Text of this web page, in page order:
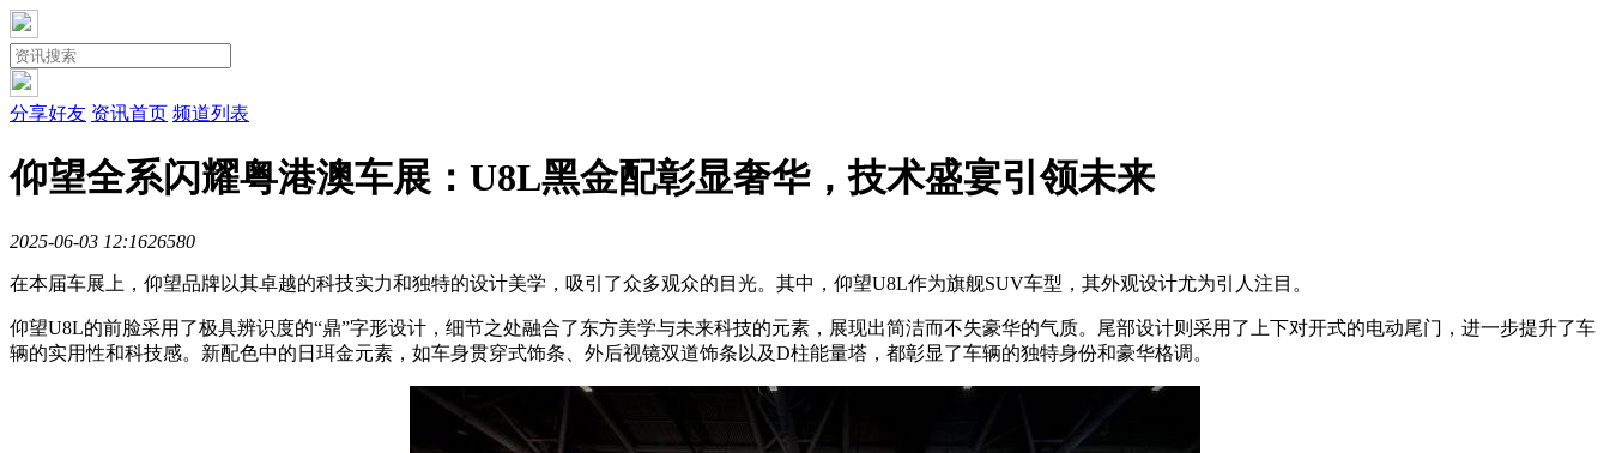
分享好友 资讯首页 频道列表
仰望全系闪耀粤港澳车展：U8L黑金配彰显奢华，技术盛宴引领未来
2025-06-03 12:1626580
在本届车展上，仰望品牌以其卓越的科技实力和独特的设计美学，吸引了众多观众的目光。其中，仰望U8L作为旗舰SUV车型，其外观设计尤为引人注目。
仰望U8L的前脸采用了极具辨识度的“鼎”字形设计，细节之处融合了东方美学与未来科技的元素，展现出简洁而不失豪华的气质。尾部设计则采用了上下对开式的电动尾门，进一步提升了车
辆的实用性和科技感。新配色中的日珥金元素，如车身贯穿式饰条、外后视镜双道饰条以及D柱能量塔，都彰显了车辆的独特身份和豪华格调。